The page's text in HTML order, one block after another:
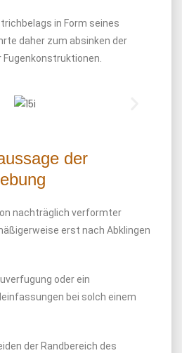
in Form seines
daher zum absinken der
Fugenkonstruktionen.
der
nachträglich verformter
erst nach Abklingen
oder ein
bei solch einem
der Randbereich des